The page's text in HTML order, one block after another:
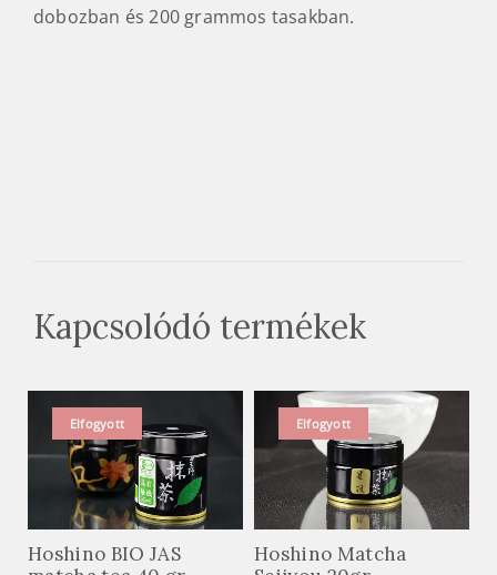
dobozban és 200 grammos tasakban.
Kapcsolódó termékek
Elfogyott
Hoshino BIO JAS
Elfogyott
Hoshino Matcha